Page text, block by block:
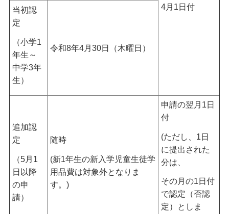
4月1日付
当初認
定
（小学1
年生～
中学3年
生）
令和8年4月30日（木曜日）
追加認
定
（5月1
日以降
の申
請）
随時
(新1年生の新入学児童生徒学
用品費は対象外となりま
す。)
申請の翌月1日
付
(ただし、1日
に提出された
分は、
その月の1日付
で認定（否認
定）としま